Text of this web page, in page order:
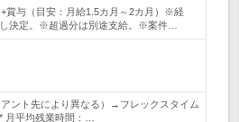
+賞与（目安：月給1.5カ月～2カ月）※経
決定。※超過分は別途支給。※案件…
ント先により異なる）→フレックスタイム
月平均残業時間：…